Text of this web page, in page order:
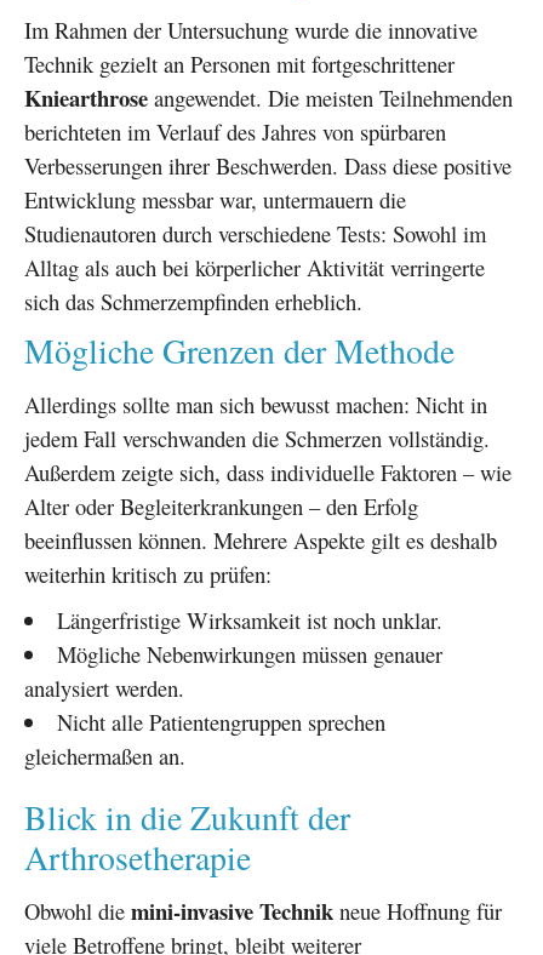
Im Rahmen der Untersuchung wurde die innovative
Technik gezielt an Personen mit fortgeschrittener
Kniearthrose angewendet. Die meisten Teilnehmenden
berichteten im Verlauf des Jahres von spürbaren
Verbesserungen ihrer Beschwerden. Dass diese positive
Entwicklung messbar war, untermauern die
Studienautoren durch verschiedene Tests: Sowohl im
Alltag als auch bei körperlicher Aktivität verringerte
sich das Schmerzempfinden erheblich.
Mögliche Grenzen der Methode
Allerdings sollte man sich bewusst machen: Nicht in
jedem Fall verschwanden die Schmerzen vollständig.
Außerdem zeigte sich, dass individuelle Faktoren – wie
Alter oder Begleiterkrankungen – den Erfolg
beeinflussen können. Mehrere Aspekte gilt es deshalb
weiterhin kritisch zu prüfen:
Längerfristige Wirksamkeit ist noch unklar.
Mögliche Nebenwirkungen müssen genauer
analysiert werden.
Nicht alle Patientengruppen sprechen
gleichermaßen an.
Blick in die Zukunft der
Arthrosetherapie
Obwohl die mini-invasive Technik neue Hoffnung für
viele Betroffene bringt, bleibt weiterer